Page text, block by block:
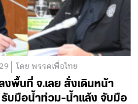
โดย พรรคเพื่อไทย
งพื้นที่ จ.เลย สั่งเดินหน้า
บมือน้ำท่วม-น้ำแล้ง จับมือ